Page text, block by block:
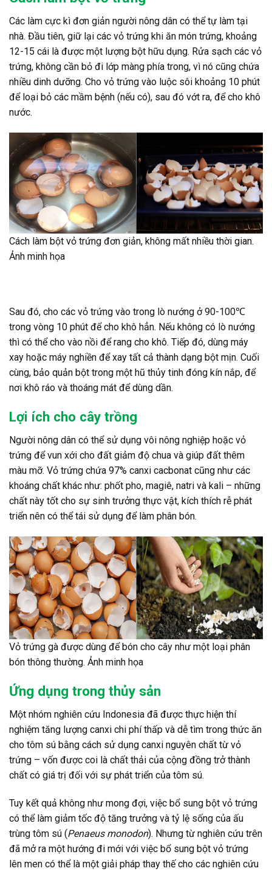
Các làm cực kì đơn giản người nông dân có thể tự làm tại
nhà. Đầu tiên, giữ lại các vỏ trứng khi ăn món trứng, khoảng
12-15 cái là được một lượng bột hữu dụng. Rửa sạch các vỏ
trứng, không cần bỏ đi lớp màng phía trong, vì nó cũng chứa
nhiều dinh dưỡng. Cho vỏ trứng vào luộc sôi khoảng 10 phút
để loại bỏ các mầm bệnh (nếu có), sau đó vớt ra, để cho khô
nước.
Cách làm bột vỏ trứng đơn giản, không mất nhiều thời gian.
Ảnh minh họa
Sau đó, cho các vỏ trứng vào trong lò nướng ở 90-100℃
trong vòng 10 phút để cho khô hẳn. Nếu không có lò nướng
thì có thể cho vào nồi để rang cho khô. Tiếp đó, dùng máy
xay hoặc máy nghiền để xay tất cả thành dạng bột mịn. Cuối
cùng, bảo quản bột trong một hũ thủy tinh đóng kín nắp, để
nơi khô ráo và thoáng mát để dùng dần.
Lợi ích cho cây trồng
Người nông dân có thể sử dụng vôi nông nghiệp hoặc vỏ
trứng để vun xới cho đất giảm độ chua và giúp đất thêm
màu mỡ. Vỏ trứng chứa 97% canxi cacbonat cũng như các
khoáng chất khác như: phốt pho, magiê, natri và kali – những
chất này tốt cho sự sinh trưởng thực vật, kích thích rễ phát
triển nên có thể tái sử dụng để làm phân bón.
Vỏ trứng gà được dùng để bón cho cây như một loại phân
bón thông thường. Ảnh minh họa
Ứng dụng trong thủy sản
Một nhóm nghiên cứu Indonesia đã được thực hiện thí
nghiệm tăng lượng canxi chi phí thấp và dễ tìm trong thức ăn
cho tôm sú bằng cách sử dụng canxi nguyên chất từ vỏ
trứng – vốn được coi là chất thải của cộng đồng trở thành
chất có giá trị đối với sự phát triển của tôm sú.
Tuy kết quả không như mong đợi, việc bổ sung bột vỏ trứng
có thể làm giảm tốc độ tăng trưởng và tỷ lệ sống của ấu
trùng tôm sú (Penaeus monodon). Nhưng từ nghiên cứu trên
đã mở ra một hướng đi mới với việc bổ sung bột vỏ trứng
lên men có thể là một giải pháp thay thế cho các nghiên cứu